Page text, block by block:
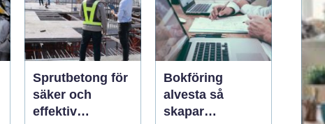
Sprutbetong för
säker och
effektiv
Bokföring
alvesta så
skapar